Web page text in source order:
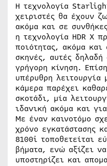
Η τεχνολογία
χειριστές θα έχουν
ακόμα και σε
η τεχνολογία HDR X
ποιότητας, ακόμα και
σκηνές, αυτές
γρήγορη κίνηση.
υπέρυθρη λειτουργία
κάμερα παρέχει
σκοτάδι, μία
ιδανική ακόμα και
Με έναν καινοτόμο
χρόνο εγκατάστασης
8100i τοποθετείται
βήματα, ενώ αξίζει
υποστηρίζει και